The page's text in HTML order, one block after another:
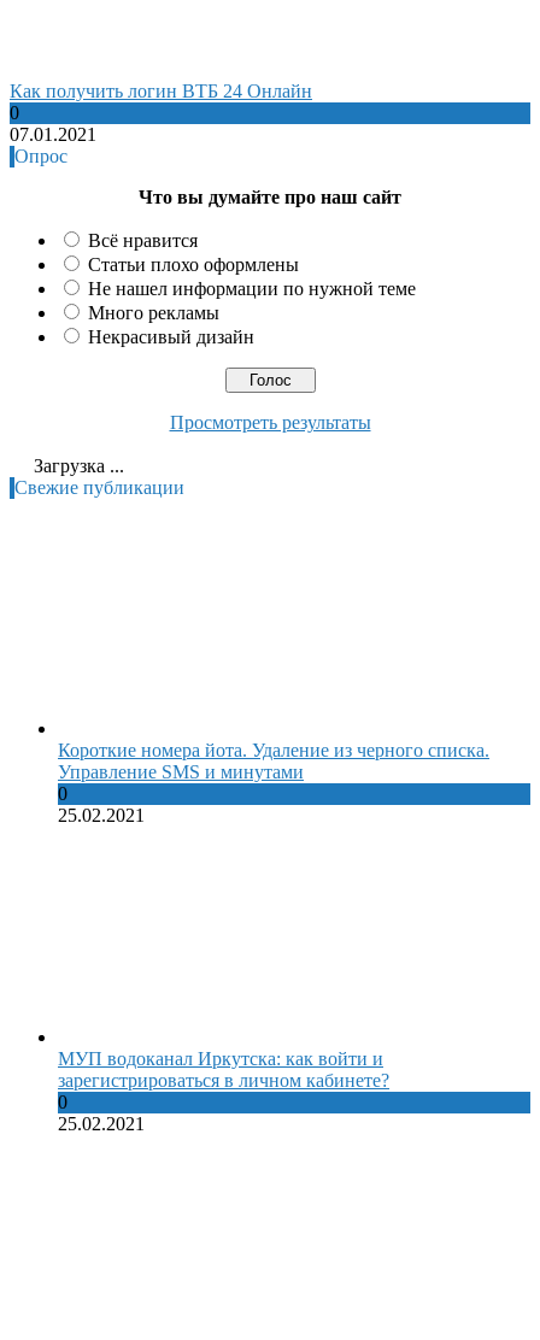
Как получить логин ВТБ 24 Онлайн
0
07.01.2021
Опрос
Что вы думайте про наш сайт
Всё нравится
Статьи плохо оформлены
Не нашел информации по нужной теме
Много рекламы
Некрасивый дизайн
Просмотреть результаты
Загрузка ...
Свежие публикации
Короткие номера йота. Удаление из черного списка.
Управление SMS и минутами
0
25.02.2021
МУП водоканал Иркутска: как войти и
зарегистрироваться в личном кабинете?
0
25.02.2021